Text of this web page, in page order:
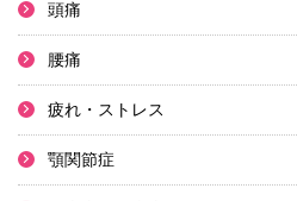
頭痛
腰痛
疲れ・ストレス
顎関節症